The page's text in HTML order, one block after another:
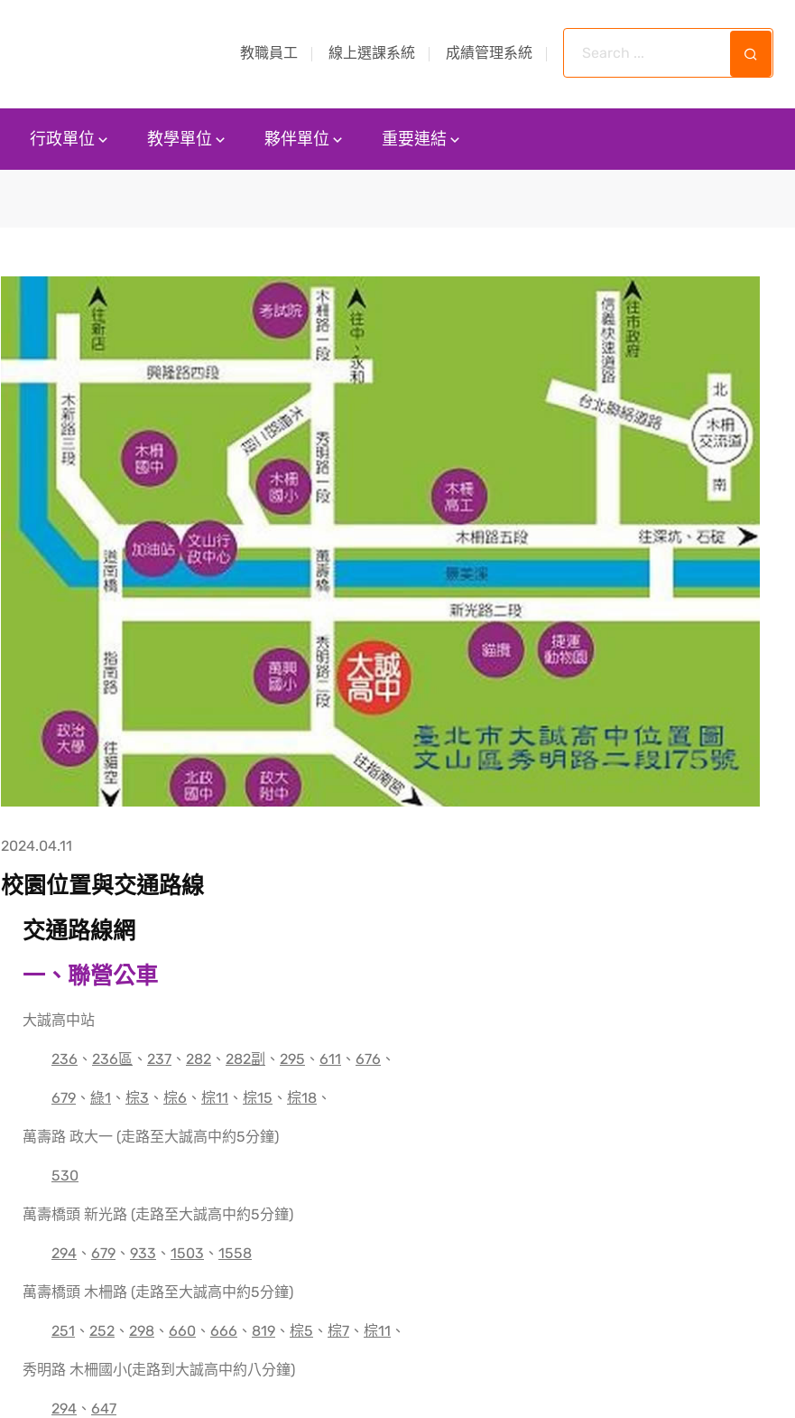
教職員工 線上選課系統 成績管理系統
行政單位 教學單位 夥伴單位 重要連結
2024.04.11
校園位置與交通路線
交通路線網
一 、 聯營公車
大誠高中站
236 、 236區 、 237 、 282 、 282副 、 295 、 611 、 676 、
679 、 綠1 、 棕3 、 棕6 、 棕11 、 棕15 、 棕18 、
萬壽路 政大一 (走路至大誠高中約5分鐘)
530
萬壽橋頭 新光路 (走路至大誠高中約5分鐘)
294 、 679 、 933 、 1503 、 1558
萬壽橋頭 木柵路 (走路至大誠高中約5分鐘)
251 、 252 、 298 、 660 、 666 、 819 、 棕5 、 棕7 、 棕11 、
秀明路 木柵國小(走路到大誠高中約八分鐘)
294 、 647